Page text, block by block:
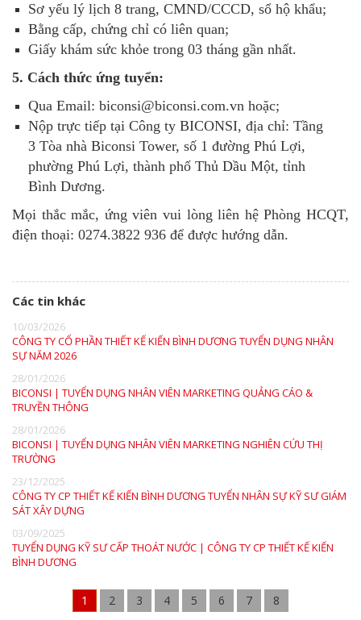
Sơ yếu lý lịch 8 trang, CMND/CCCD, sổ hộ khẩu;
Bằng cấp, chứng chỉ có liên quan;
Giấy khám sức khỏe trong 03 tháng gần nhất.
5. Cách thức ứng tuyển:
Qua Email: biconsi@biconsi.com.vn hoặc;
Nộp trực tiếp tại Công ty BICONSI, địa chỉ: Tầng
3 Tòa nhà Biconsi Tower, số 1 đường Phú Lợi,
phường Phú Lợi, thành phố Thủ Dầu Một, tỉnh
Bình Dương.
Mọi thắc mắc, ứng viên vui lòng liên hệ Phòng HCQT,
điện thoại: 0274.3822 936 để được hướng dẫn.
Các tin khác
10/03/2026
CÔNG TY CỔ PHẦN THIẾT KẾ KIẾN BÌNH DƯƠNG TUYỂN DỤNG NHÂN
SỰ NĂM 2026
28/01/2026
BICONSI | TUYỂN DỤNG NHÂN VIÊN MARKETING QUẢNG CÁO &
TRUYỀN THÔNG
28/01/2026
BICONSI | TUYỂN DỤNG NHÂN VIÊN MARKETING NGHIÊN CỨU THỊ
TRƯỜNG
23/12/2025
CÔNG TY CP THIẾT KẾ KIẾN BÌNH DƯƠNG TUYỂN NHÂN SỰ KỸ SƯ GIÁM
SÁT XÂY DỰNG
03/09/2025
TUYỂN DỤNG KỸ SƯ CẤP THOÁT NƯỚC | CÔNG TY CP THIẾT KẾ KIẾN
BÌNH DƯƠNG
1 2 3 4 5 6 7 8